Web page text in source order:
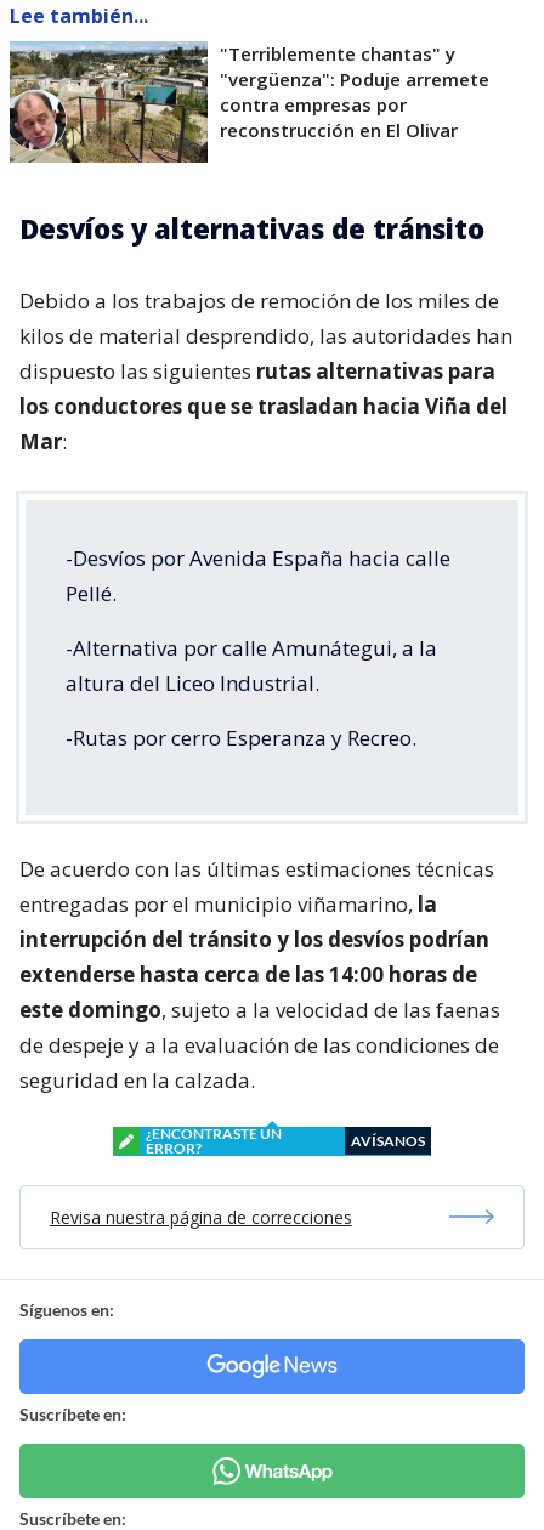
Lee también...
"Terriblemente chantas" y
"vergüenza": Poduje arremete
contra empresas por
reconstrucción en El Olivar
Desvíos y alternativas de tránsito
Debido a los trabajos de remoción de los miles de
kilos de material desprendido, las autoridades han
dispuesto las siguientes rutas alternativas para
los conductores que se trasladan hacia Viña del
Mar:
-Desvíos por Avenida España hacia calle
Pellé.
-Alternativa por calle Amunátegui, a la
altura del Liceo Industrial.
-Rutas por cerro Esperanza y Recreo.
De acuerdo con las últimas estimaciones técnicas
entregadas por el municipio viñamarino, la
interrupción del tránsito y los desvíos podrían
extenderse hasta cerca de las 14:00 horas de
este domingo, sujeto a la velocidad de las faenas
de despeje y a la evaluación de las condiciones de
seguridad en la calzada.
¿ENCONTRASTE UN
ERROR?
AVÍSANOS
Revisa nuestra página de correcciones
Síguenos en:
Suscríbete en:
Suscríbete en: